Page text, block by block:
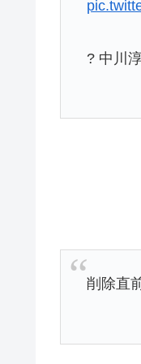
? 中川
削除直